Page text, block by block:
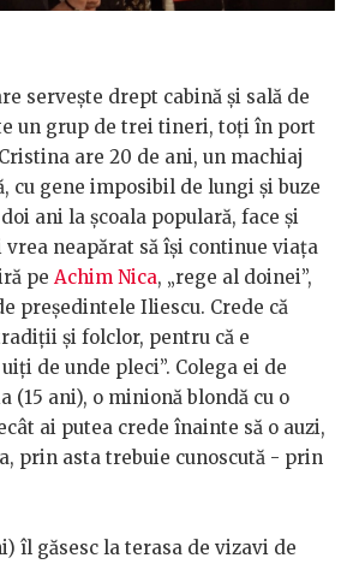
servește drept cabină și sală de
un grup de trei tineri, toți în port
are 20 de ani, un machiaj
cu gene imposibil de lungi și buze
ani la școala populară, face și
vrea neapărat să își continue viața
pe Achim Nica, „rege al doinei”,
președintele Iliescu. Crede că
și folclor, pentru că e
de unde pleci”. Colega ei de
(15 ani), o minionă blondă cu o
ai putea crede înainte să o auzi,
prin asta trebuie cunoscută - prin
îl găsesc la terasa de vizavi de